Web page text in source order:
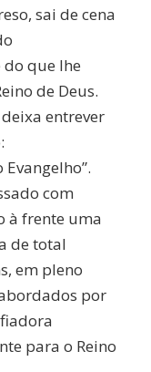
sai de cena
do que lhe
de Deus.
entrever
com
à frente uma
de total
em pleno
por
para o Reino